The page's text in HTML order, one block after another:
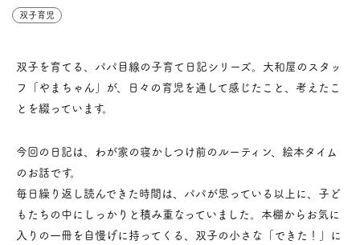
双子育児
双子を育てる、パパ目線の子育て日記シリーズ。大和屋のスタッ
フ「やまちゃん」が、日々の育児を通して感じたこと、考えたこ
とを綴っています。
今回の日記は、わが家の寝かしつけ前のルーティン、絵本タイム
のお話です。
毎日繰り返し読んできた時間は、パパが思っている以上に、子ど
もたちの中にしっかりと積み重なっていました。本棚からお気に
入りの一冊を自慢げに持ってくる、双子の小さな「できた！」に